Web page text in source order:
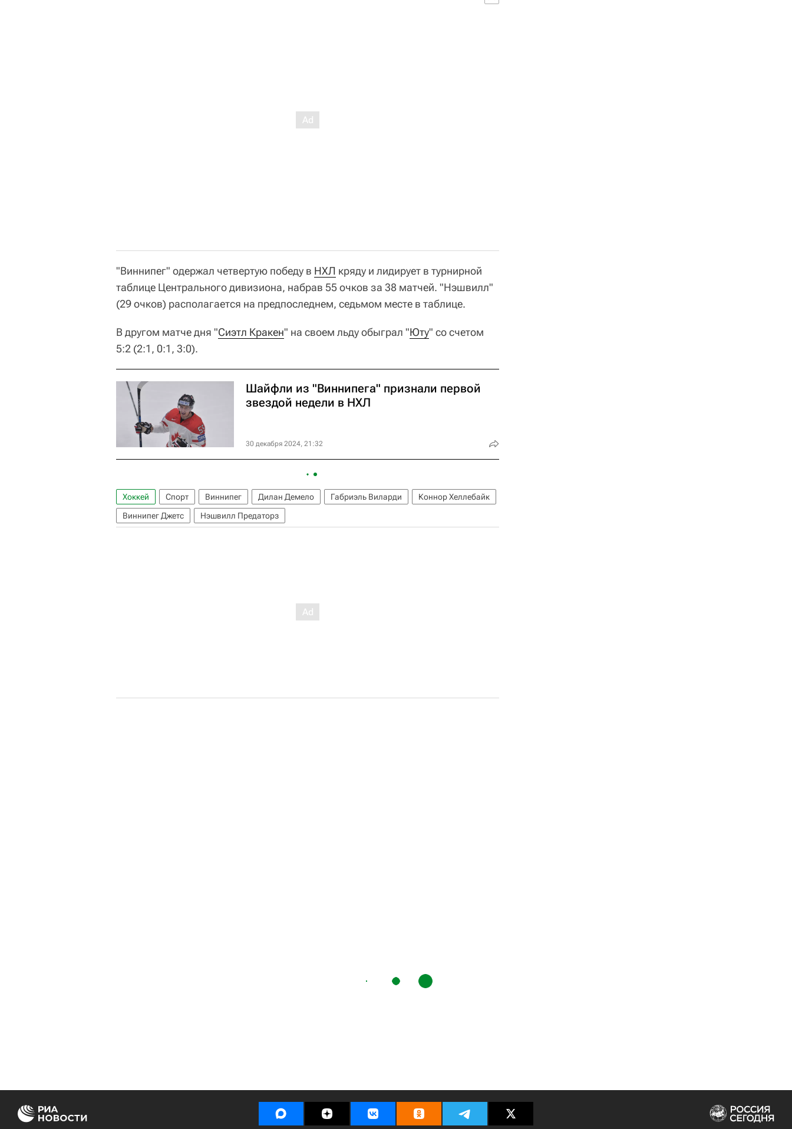
"Виннипег" одержал четвертую победу в НХЛ кряду и лидирует в турнирной
таблице Центрального дивизиона, набрав 55 очков за 38 матчей. "Нэшвилл"
(29 очков) располагается на предпоследнем, седьмом месте в таблице.
В другом матче дня "Сиэтл Кракен" на своем льду обыграл "Юту" со счетом
5:2 (2:1, 0:1, 3:0).
Шайфли из "Виннипега" признали первой
звездой недели в НХЛ
30 декабря 2024, 21:32
Хоккей Спорт Виннипег Дилан Демело Габриэль Виларди
Коннор Хеллебайк
Виннипег Джетс
Нэшвилл Предаторз